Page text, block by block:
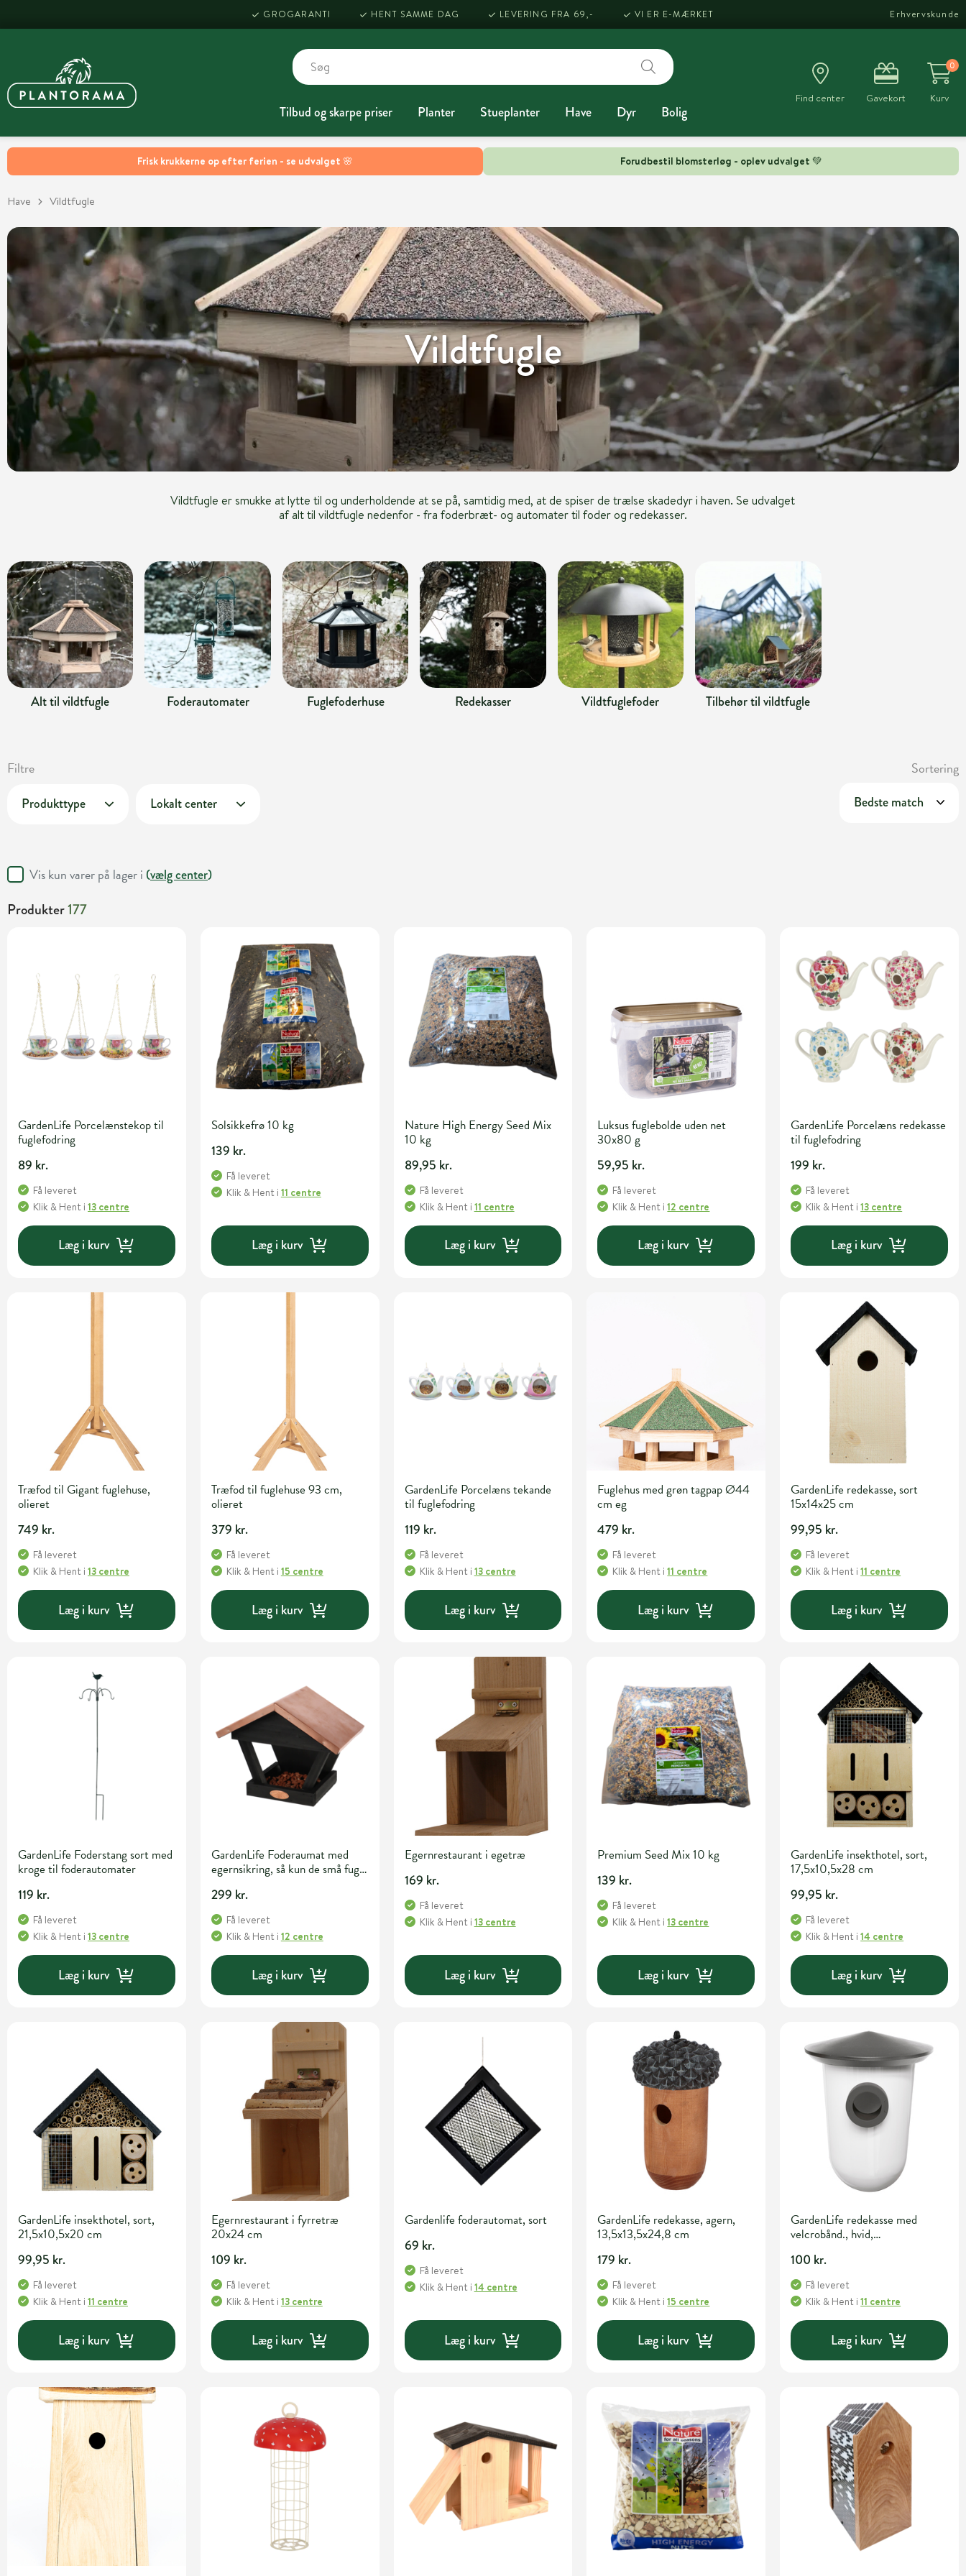
Frisk krukkerne op efter ferien - se udvalget 🌸 Forudbestil blomsterløg - oplev udvalget 💚
GROGARANTI HENT SAMME DAG LEVERING FRA 69,- VI ER E-MÆRKET Erhvervskunde
Tilbud og skarpe priser Planter Stueplanter Have Dyr Bolig
Find center Gavekort
0
Kurv
Have Vildtfugle
Vildtfugle
Vildtfugle er smukke at lytte til og underholdende at se på, samtidig med, at de spiser de trælse skadedyr i haven. Se udvalget
af alt til vildtfugle nedenfor - fra foderbræt- og automater til foder og redekasser.
Alt til vildtfugle Foderautomater Fuglefoderhuse Redekasser Vildtfuglefoder Tilbehør til vildtfugle
Filtre Sortering
Produkttype Lokalt center
Vis kun varer på lager i (vælg center)
Produkter177
GardenLife Porcelænstekop til
fuglefodring
89 kr.
Få leveret
Klik & Hent i 13 centre
Læg i kurv
Solsikkefrø 10 kg
139 kr.
Få leveret
Klik & Hent i 11 centre
Læg i kurv
Nature High Energy Seed Mix
10 kg
89,95 kr.
Få leveret
Klik & Hent i 11 centre
Læg i kurv
Luksus fuglebolde uden net
30x80 g
59,95 kr.
Få leveret
Klik & Hent i12 centre
Læg i kurv
GardenLife Porcelæns redekasse
til fuglefodring
199 kr.
Få leveret
Klik & Hent i13 centre
Læg i kurv
Træfod til Gigant fuglehuse,
olieret
749 kr.
Få leveret
Klik & Hent i 13 centre
Læg i kurv
Træfod til fuglehuse 93 cm,
olieret
379 kr.
Få leveret
Klik & Hent i 15 centre
Læg i kurv
GardenLife Porcelæns tekande
til fuglefodring
119 kr.
Få leveret
Klik & Hent i 13 centre
Læg i kurv
Fuglehus med grøn tagpap Ø44
cm eg
479 kr.
Få leveret
Klik & Hent i11 centre
Læg i kurv
GardenLife redekasse, sort
15x14x25 cm
99,95 kr.
Få leveret
Klik & Hent i11 centre
Læg i kurv
GardenLife Foderstang sort med
kroge til foderautomater
119 kr.
Få leveret
Klik & Hent i 13 centre
Læg i kurv
GardenLife Foderaumat med
egernsikring, så kun de små fugle
299 kr.
Få leveret
Klik & Hent i 12 centre
Læg i kurv
Egernrestaurant i egetræ
169 kr.
Få leveret
Klik & Hent i 13 centre
Læg i kurv
Premium Seed Mix 10 kg
139 kr.
Få leveret
Klik & Hent i13 centre
Læg i kurv
GardenLife insekthotel, sort,
17,5x10,5x28 cm
99,95 kr.
Få leveret
Klik & Hent i14 centre
Læg i kurv
GardenLife insekthotel, sort,
21,5x10,5x20 cm
99,95 kr.
Få leveret
Klik & Hent i 11 centre
Læg i kurv
Egernrestaurant i fyrretræ
20x24 cm
109 kr.
Få leveret
Klik & Hent i 13 centre
Læg i kurv
Gardenlife foderautomat, sort
69 kr.
Få leveret
Klik & Hent i 14 centre
Læg i kurv
GardenLife redekasse, agern,
13,5x13,5x24,8 cm
179 kr.
Få leveret
Klik & Hent i15 centre
Læg i kurv
GardenLife redekasse med
velcrobånd., hvid,
100 kr.
Få leveret
Klik & Hent i11 centre
Læg i kurv